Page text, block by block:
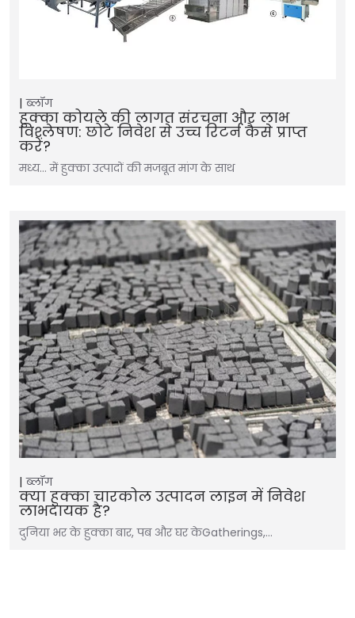
ब्लॉग
हुक्का कोयले की लागत संरचना और लाभ
विश्लेषण: छोटे निवेश से उच्च रिटर्न कैसे प्राप्त
करें?
मध्य… में हुक्का उत्पादों की मजबूत मांग के साथ
ब्लॉग
क्या हुक्का चारकोल उत्पादन लाइन में निवेश
लाभदायक है?
दुनिया भर के हुक्का बार, पब और घर केGatherings,…